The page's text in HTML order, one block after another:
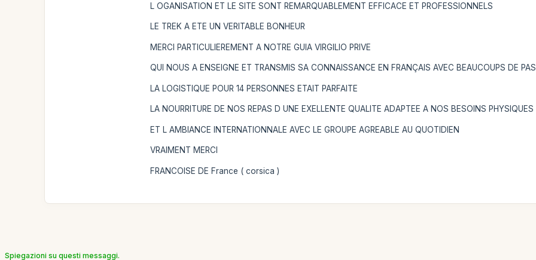
L OGANISATION ET LE SITE SONT REMARQUABLEMENT EFFICACE ET PROFESSIONNELS
LE TREK A ETE UN VERITABLE BONHEUR
MERCI PARTICULIEREMENT A NOTRE GUIA VIRGILIO PRIVE
QUI NOUS A ENSEIGNE ET TRANSMIS SA CONNAISSANCE EN FRANÇAIS AVEC BEAUCOUPS DE
LA LOGISTIQUE POUR 14 PERSONNES ETAIT PARFAITE
LA NOURRITURE DE NOS REPAS D UNE EXELLENTE QUALITE ADAPTEE A NOS BESOINS PHYSIQUES
ET L AMBIANCE INTERNATIONNALE AVEC LE GROUPE AGREABLE AU QUOTIDIEN
VRAIMENT MERCI
FRANCOISE DE France ( corsica )
Spiegazioni su questi messaggi.